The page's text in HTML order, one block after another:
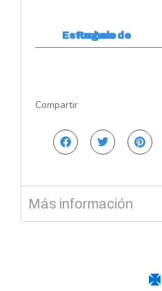
Estuches de Regalo
Compartir
Más información